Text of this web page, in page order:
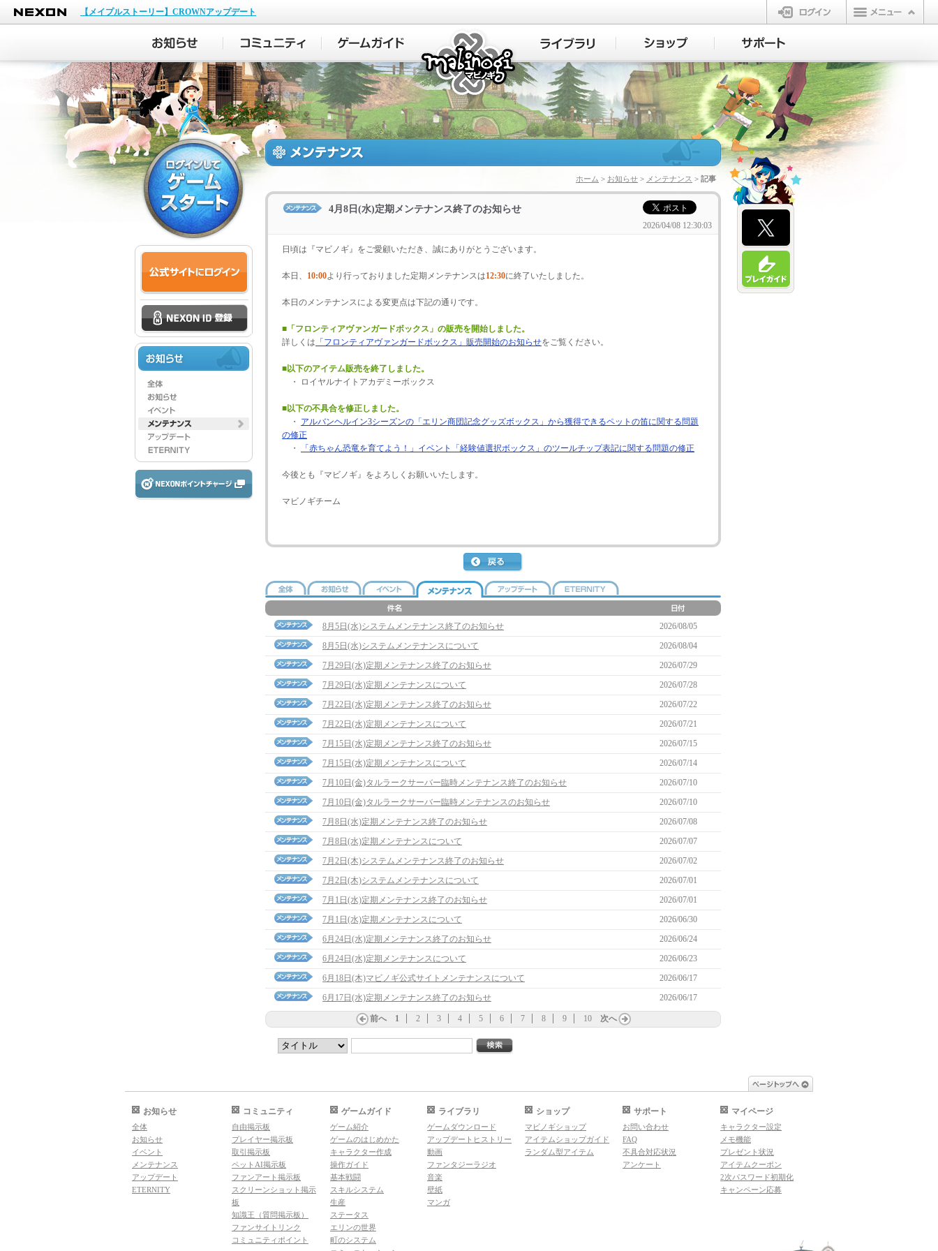
NEXON
【メイプルストーリー】CROWNアップデート
ログイン
マビノギ
ホーム > お知らせ > メンテナンス > 記事
4月8日(水)定期メンテナンス終了のお知らせ
2026/04/08 12:30:03
日頃は『マビノギ』をご愛顧いただき、誠にありがとうございます。
本日、 10:00より行っておりました定期メンテナンスは12:30に終了いたしました。
本日のメンテナンスによる変更点は下記の通りです。
■「フロンティアヴァンガードボックス」の販売を開始しました。
詳しくは 「フロンティアヴァンガードボックス」販売開始のお知らせをご覧ください。
■以下のアイテム販売を終了しました。
・ ロイヤルナイトアカデミーボックス
■以下の不具合を修正しました。
・ アルバンヘルイン3シーズンの「エリン商団記念グッズボックス」から獲得できるペットの笛に関する問題
の修正
・
「赤ちゃん恐竜を育てよう！」イベント「経験値選択ボックス」のツールチップ表記に関する問題の修正
今後とも『マビノギ』をよろしくお願いいたします。
マビノギチーム
8月5日(水)システムメンテナンス終了のお知らせ
2026/08/05
8月5日(水)システムメンテナンスについて
2026/08/04
7月29日(水)定期メンテナンス終了のお知らせ
2026/07/29
7月29日(水)定期メンテナンスについて
2026/07/28
7月22日(水)定期メンテナンス終了のお知らせ
2026/07/22
7月22日(水)定期メンテナンスについて
2026/07/21
7月15日(水)定期メンテナンス終了のお知らせ
2026/07/15
7月15日(水)定期メンテナンスについて
2026/07/14
7月10日(金)タルラークサーバー臨時メンテナンス終了のお知らせ
2026/07/10
7月10日(金)タルラークサーバー臨時メンテナンスのお知らせ
2026/07/10
7月8日(水)定期メンテナンス終了のお知らせ
2026/07/08
7月8日(水)定期メンテナンスについて
2026/07/07
7月2日(木)システムメンテナンス終了のお知らせ
2026/07/02
7月2日(木)システムメンテナンスについて
2026/07/01
7月1日(水)定期メンテナンス終了のお知らせ
2026/07/01
7月1日(水)定期メンテナンスについて
2026/06/30
6月24日(水)定期メンテナンス終了のお知らせ
2026/06/24
6月24日(水)定期メンテナンスについて
2026/06/23
6月18日(木)マビノギ公式サイトメンテナンスについて
2026/06/17
6月17日(水)定期メンテナンス終了のお知らせ
2026/06/17
前へ 1 2 3 4 5 6 7 8 9 10 次へ
お知らせ
全体
お知らせ
イベント
メンテナンス
アップデート
ETERNITY
コミュニティ
自由掲示板
プレイヤー掲示板
取引掲示板
ペットAI掲示板
ファンアート掲示板
スクリーンショット掲示
板
知識王（質問掲示板）
ファンサイトリンク
コミュニティポイント
ゲームガイド
ゲーム紹介
ゲームのはじめかた
キャラクター作成
操作ガイド
基本戦闘
スキルシステム
生産
ステータス
エリンの世界
町のシステム
ライブラリ
ゲームダウンロード
アップデートヒストリー
動画
ファンタジーラジオ
音楽
壁紙
マンガ
ショップ
マビノギショップ
アイテムショップガイド
ランダム型アイテム
サポート
お問い合わせ
FAQ
不具合対応状況
アンケート
マイページ
キャラクター設定
メモ機能
プレゼント状況
アイテムクーポン
2次パスワード初期化
キャンペーン応募